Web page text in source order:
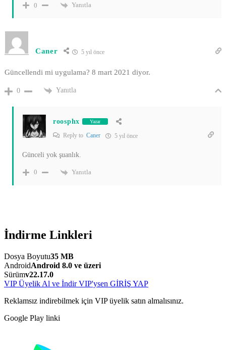
0 Yanıtla
Caner 5 yıl önce
Güncellendi mi uygulama? 8 mart 2021 diyor.
0 Yanıtla
roosphx Yazar
Reply to Caner 5 yıl önce
Günceli yok şuanlık.
0 Yanıtla
İndirme Linkleri
Dosya Boyutu35 MB
AndroidAndroid 8.0 ve üzeri
Sürümv22.17.0
VIP Üyelik Al ve İndir VIP'ysen GİRİŞ YAP
Reklamsız indirebilmek için VIP üyelik satın almalısınız.
Google Play linki